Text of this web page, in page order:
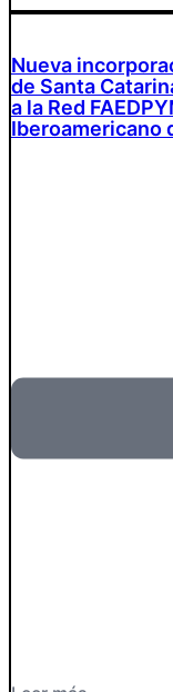
Nueva
de Santa
a la Red
Iberoamericano